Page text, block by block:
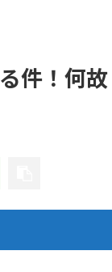
件！何